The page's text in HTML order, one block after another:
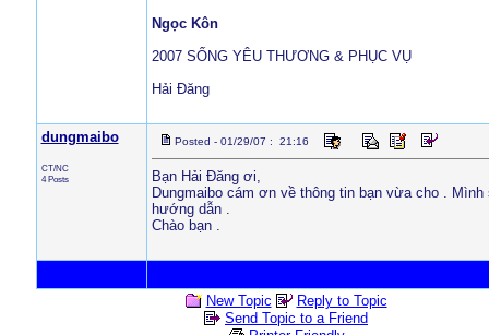
Ngọc Kôn
2007 SỐNG YÊU THƯƠNG & PHỤC VỤ
Hải Đăng
dungmaibo
CT/NC
4 Posts
Posted - 01/29/07 : 21:16
Bạn Hải Đăng ơi,
Dungmaibo cám ơn về thông tin bạn vừa cho .
hướng dẫn .
Chào bạn .
New Topic
Reply to Topic
Send Topic to a Friend